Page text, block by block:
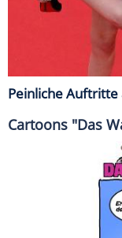
Peinliche
Cartoons "Das